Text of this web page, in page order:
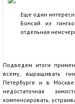
Еще один
Бонсай из
отдельная
Подведем итоги
всему, выращивать
Петербурге и в
недостаточная
компенсировать,